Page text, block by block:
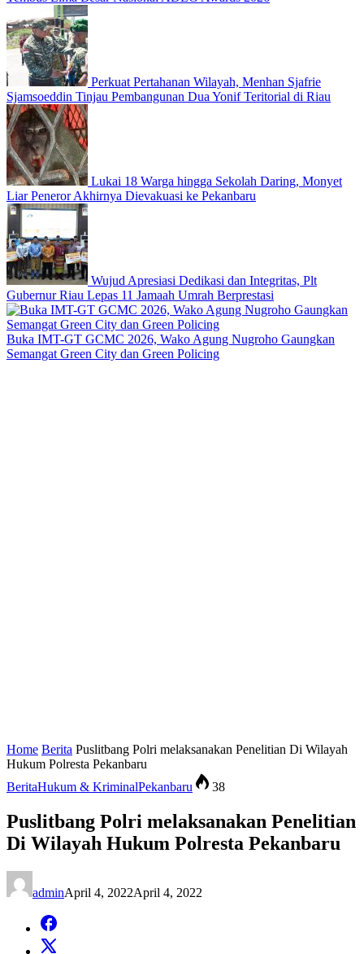
Perkuat Pertahanan Wilayah, Menhan Sjafrie
Sjamsoeddin Tinjau Pembangunan Dua Yonif Teritorial di Riau
Lukai 18 Warga hingga Sekolah Daring, Monyet
Liar Peneror Akhirnya Dievakuasi ke Pekanbaru
Wujud Apresiasi Dedikasi dan Integritas, Plt
Gubernur Riau Lepas 11 Jamaah Umrah Berprestasi
Buka IMT-GT GCMC 2026, Wako Agung Nugroho Gaungkan
Semangat Green City dan Green Policing
Home Berita Puslitbang Polri melaksanakan Penelitian Di Wilayah
Hukum Polresta Pekanbaru
BeritaHukum & KriminalPekanbaru 38
Puslitbang Polri melaksanakan Penelitian
Di Wilayah Hukum Polresta Pekanbaru
adminApril 4, 2022April 4, 2022